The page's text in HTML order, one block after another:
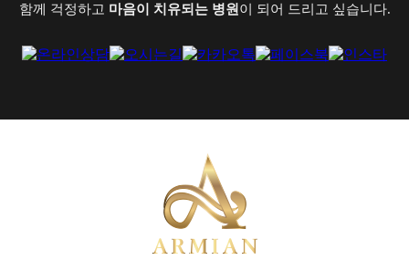
함께 걱정하고 마음이 치유되는 병원 이 되어 드리고 싶습니다.